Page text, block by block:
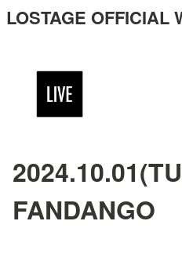
LOSTAGE OFFICIAL
FANDANGO